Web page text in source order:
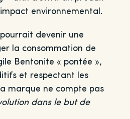
environnemental.
devenir une
la consommation de
Bentonite « pontée »,
et respectant les
marque ne compte pas
dans le but de